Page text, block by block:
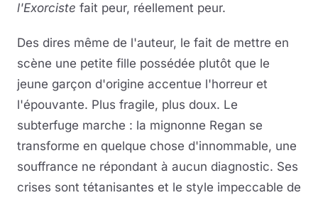
l'Exorciste fait peur, réellement peur.
Des dires même de l'auteur, le fait de mettre en
scène une petite fille possédée plutôt que le
jeune garçon d'origine accentue l'horreur et
l'épouvante. Plus fragile, plus doux. Le
subterfuge marche : la mignonne Regan se
transforme en quelque chose d'innommable, une
souffrance ne répondant à aucun diagnostic. Ses
crises sont tétanisantes et le style impeccable de